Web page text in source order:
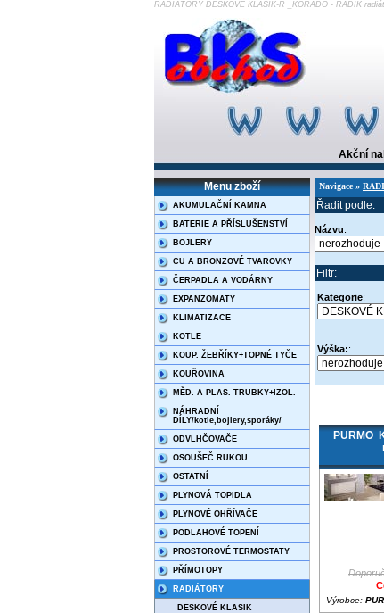
RADIÁTORY DESKOVÉ KLASIK-R _KORADO - RADIK
Akční
Menu zboží
AKUMULAČNÍ KAMNA
BATERIE A PŘÍSLUŠENSTVÍ
BOJLERY
CU A BRONZOVÉ TVAROVKY
ČERPADLA A VODÁRNY
EXPANZOMATY
KLIMATIZACE
KOTLE
KOUP. ŽEBŘÍKY+TOPNÉ TYČE
KOUŘOVINA
MĚD. A PLAS. TRUBKY+IZOL.
NÁHRADNÍ
DÍLY/kotle,bojlery,sporáky/
ODVLHČOVAČE
OSOUŠEČ RUKOU
OSTATNÍ
PLYNOVÁ TOPIDLA
PLYNOVÉ OHŘÍVAČE
PODLAHOVÉ TOPENÍ
PROSTOROVÉ TERMOSTATY
PŘÍMOTOPY
RADIÁTORY
DESKOVÉ KLASIK
Navigace »
Řadit podle:
Názvu:
Filtr:
Kategorie:
Výška::
PURMO
Výrobce: